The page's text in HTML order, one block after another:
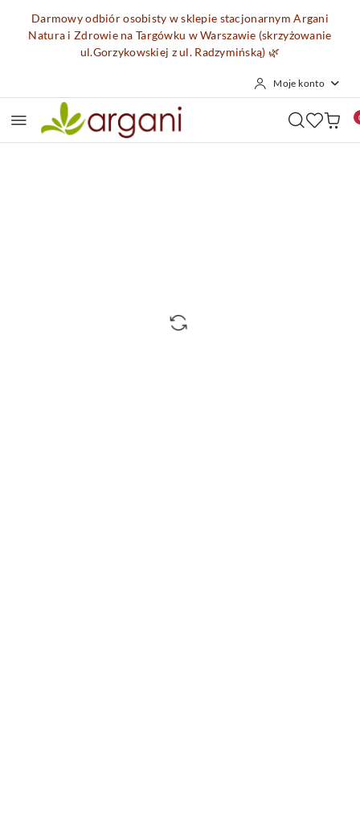
Przejdź do treści głównej
Przejdź do wyszukiwarki
Przejdź do moje konto
Przejdź do menu głównego
Przejdź do opisu produktu
Przejdź do stopki
Darmowy odbiór osobisty w sklepie stacjonarnym Argani
Natura i Zdrowie na Targówku w Warszawie (skrzyżowanie
ul.Gorzykowskiej z ul. Radzymińską) 🌿
Moje konto